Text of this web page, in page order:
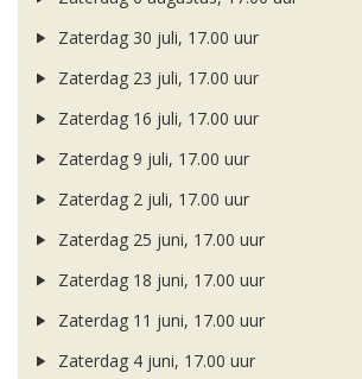
Zaterdag 30 juli, 17.00 uur
Zaterdag 23 juli, 17.00 uur
Zaterdag 16 juli, 17.00 uur
Zaterdag 9 juli, 17.00 uur
Zaterdag 2 juli, 17.00 uur
Zaterdag 25 juni, 17.00 uur
Zaterdag 18 juni, 17.00 uur
Zaterdag 11 juni, 17.00 uur
Zaterdag 4 juni, 17.00 uur